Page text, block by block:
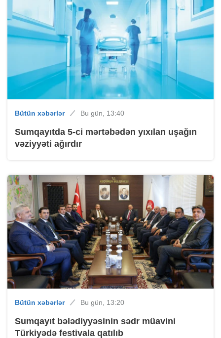
Bütün xəbərlər Bu gün, 13:40
Sumqayıtda 5-ci mərtəbədən yıxılan uşağın
vəziyyəti ağırdır
Bütün xəbərlər Bu gün, 13:20
Sumqayıt bələdiyyəsinin sədr müavini
Türkiyədə festivala qatılıb